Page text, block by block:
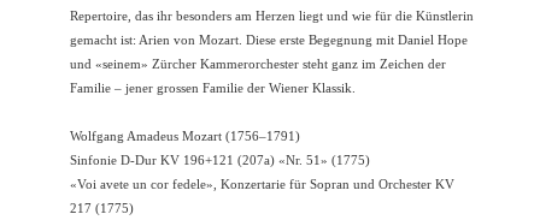
Repertoire, das ihr besonders am Herzen liegt und wie für die Künstlerin
gemacht ist: Arien von Mozart. Diese erste Begegnung mit Daniel Hope
und «seinem» Zürcher Kammerorchester steht ganz im Zeichen der
Familie – jener grossen Familie der Wiener Klassik.
Wolfgang Amadeus Mozart (1756–1791)
Sinfonie D-Dur KV 196+121 (207a) «Nr. 51» (1775)
«Voi avete un cor fedele», Konzertarie für Sopran und Orchester KV
217 (1775)